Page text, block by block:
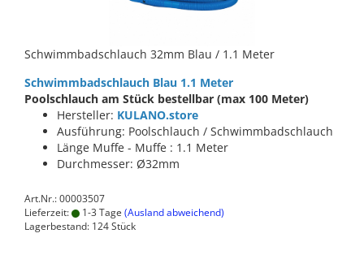
Schwimmbadschlauch 32mm Blau / 1.1 Meter
Schwimmbadschlauch Blau 1.1 Meter
Poolschlauch am Stück bestellbar (max 100 Meter)
Hersteller: KULANO.store
Ausführung: Poolschlauch / Schwimmbadschlauch
Länge Muffe - Muffe : 1.1 Meter
Durchmesser: Ø32mm
Art.Nr.: 00003507
Lieferzeit:
1-3 Tage (Ausland abweichend)
Lagerbestand: 124 Stück